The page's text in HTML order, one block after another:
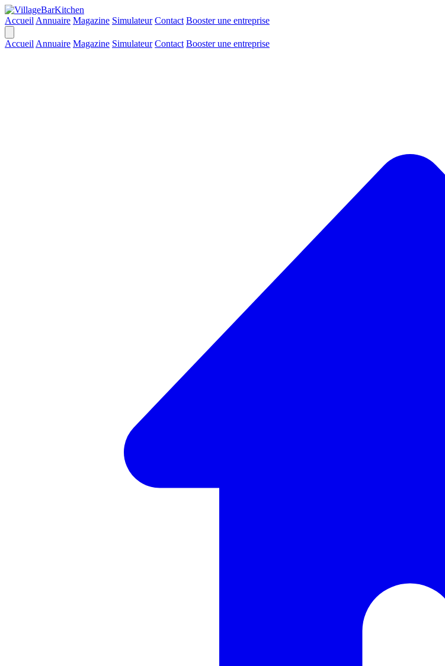
Accueil Annuaire Magazine Simulateur Contact Booster une entreprise
Accueil Annuaire Magazine Simulateur Contact Booster une entreprise